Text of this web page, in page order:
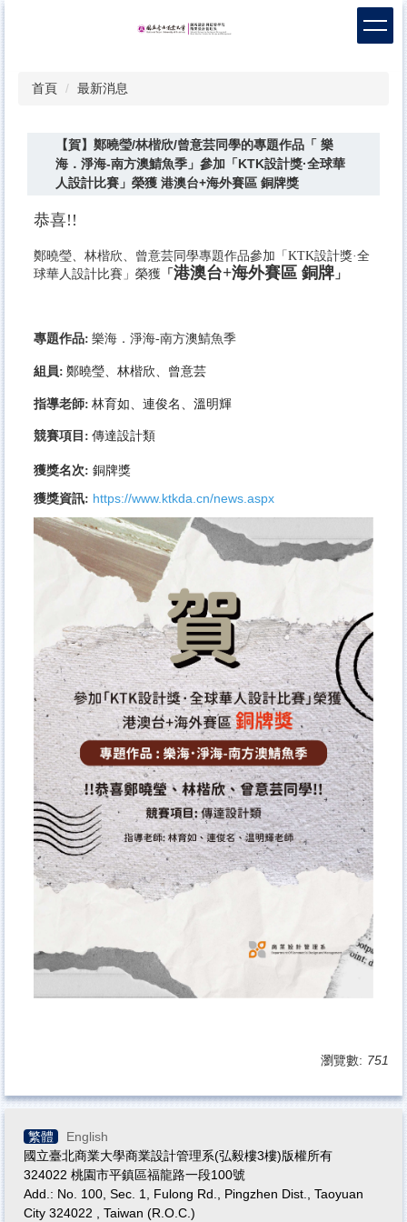
首頁 最新消息
【賀】鄭曉瑩/林楷欣/曾意芸同學的專題作品「 樂
海．淨海-南方澳鯖魚季」參加「KTK設計獎·全球華
人設計比賽」榮獲 港澳台+海外賽區 銅牌獎
恭喜!!
鄭曉瑩、 林楷欣、曾意芸同學專題作品參加「KTK設計獎·全
球華人設計比賽」榮獲
港澳台+海外賽區 銅牌
專題作品: 樂海．淨海-南方澳鯖魚季
組員: 鄭曉瑩、林楷欣、曾意芸
指導老師: 林育如、連俊名、溫明輝
競賽項目: 傳達設計類
獲獎名次: 銅牌獎
獲獎資訊: https://www.ktkda.cn/news.aspx
瀏覽數: 751
繁體
English
國立臺北商業大學商業設計管理系(弘毅樓3樓)版權所有
324022 桃園市平鎮區福龍路一段100號
Add.: No. 100, Sec. 1, Fulong Rd., Pingzhen Dist., Taoyuan
City 324022 , Taiwan (R.O.C.)